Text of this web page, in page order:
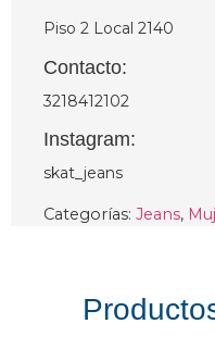
Piso 2 Local 2140
Contacto:
3218412102
Instagram:
skat_jeans
Categorías: Jeans,